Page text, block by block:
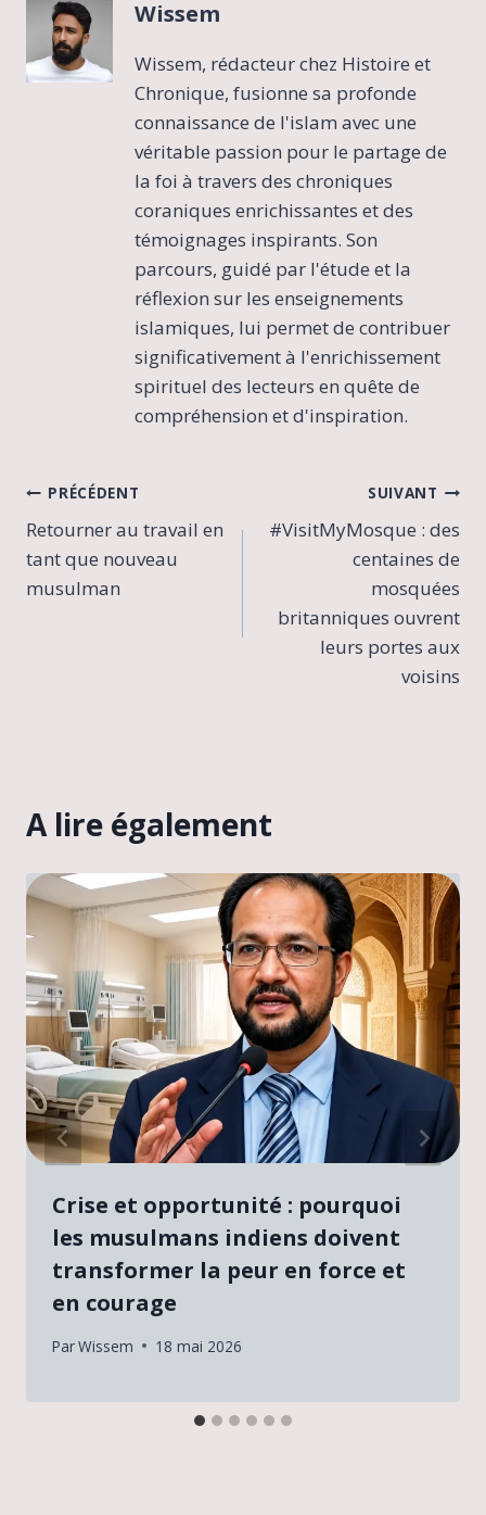
Wissem
Wissem, rédacteur chez Histoire et
Chronique, fusionne sa profonde
connaissance de l'islam avec une
véritable passion pour le partage de
la foi à travers des chroniques
coraniques enrichissantes et des
témoignages inspirants. Son
parcours, guidé par l'étude et la
réflexion sur les enseignements
islamiques, lui permet de contribuer
significativement à l'enrichissement
spirituel des lecteurs en quête de
compréhension et d'inspiration.
Navigation
de
l’article
PRÉCÉDENT
Retourner au travail en
tant que nouveau
musulman
SUIVANT
#VisitMyMosque : des
centaines de
mosquées
britanniques ouvrent
leurs portes aux
voisins
A lire également
Crise et opportunité : pourquoi
les musulmans indiens doivent
transformer la peur en force et
en courage
ParWissem 18 mai 2026